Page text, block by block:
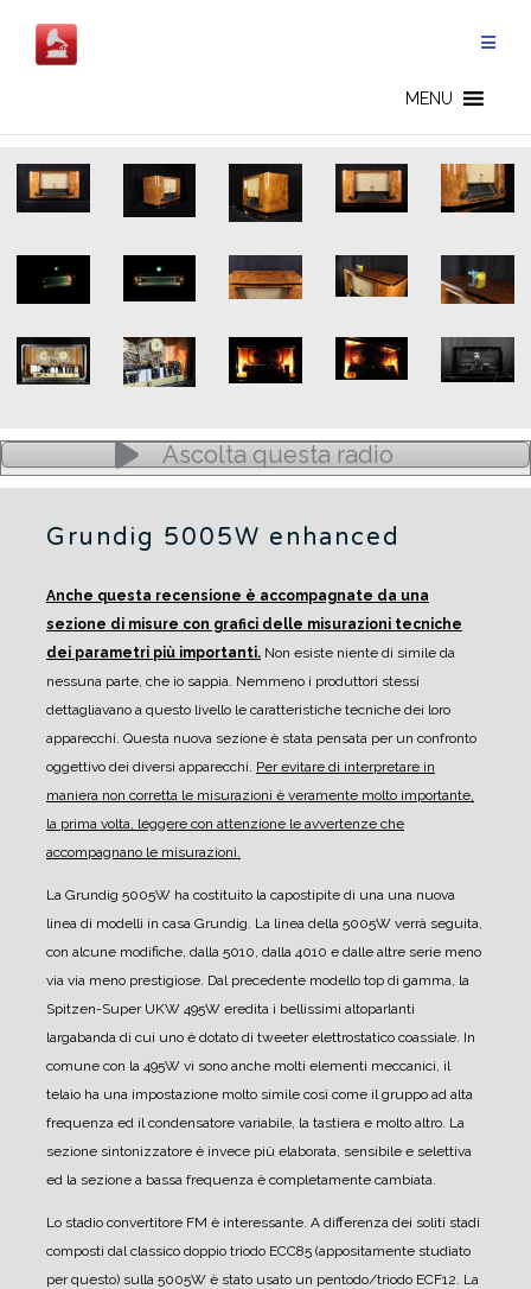
contenuto
MENU
Ascolta questa radio
Grundig 5005W enhanced
Anche questa recensione è accompagnate da una
sezione di misure con grafici delle misurazioni tecniche
dei parametri più importanti. Non esiste niente di simile da
nessuna parte, che io sappia. Nemmeno i produttori stessi
dettagliavano a questo livello le caratteristiche tecniche dei loro
apparecchi. Questa nuova sezione è stata pensata per un confronto
oggettivo dei diversi apparecchi. Per evitare di interpretare in
maniera non corretta le misurazioni è veramente molto importante,
la prima volta, leggere con attenzione le avvertenze che
accompagnano le misurazioni.
La Grundig 5005W ha costituito la capostipite di una una nuova
linea di modelli in casa Grundig. La linea della 5005W verrà seguita,
con alcune modifiche, dalla 5010, dalla 4010 e dalle altre serie meno
via via meno prestigiose. Dal precedente modello top di gamma, la
Spitzen-Super UKW 495W eredita i bellissimi altoparlanti
largabanda di cui uno è dotato di tweeter elettrostatico coassiale. In
comune con la 495W vi sono anche molti elementi meccanici, il
telaio ha una impostazione molto simile così come il gruppo ad alta
frequenza ed il condensatore variabile, la tastiera e molto altro. La
sezione sintonizzatore è invece più elaborata, sensibile e selettiva
ed la sezione a bassa frequenza è completamente cambiata.
Lo stadio convertitore FM è interessante. A differenza dei soliti stadi
composti dal classico doppio triodo ECC85 (appositamente studiato
per questo) sulla 5005W è stato usato un pentodo/triodo ECF12. La